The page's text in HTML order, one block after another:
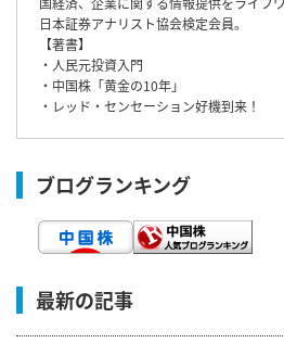
日本証券アナリスト協会検定会員。
【著書】
・人民元投資入門
・中国株「黄金の10年」
・レッド・センセーション好機到来！
ブログランキング
最新の記事